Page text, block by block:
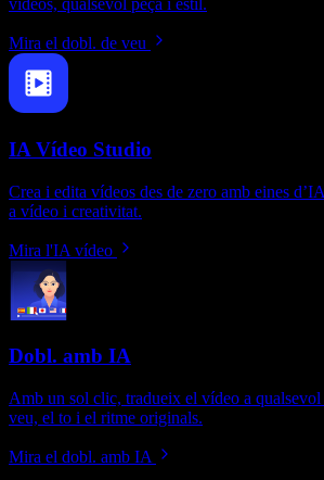
vídeos, qualsevol peça i estil.
Mira el dobl. de veu
IA Vídeo Studio
Crea i edita vídeos des de zero amb eines
a vídeo i creativitat.
Mira l'IA vídeo
Dobl. amb IA
Amb un sol clic, tradueix el vídeo a
veu, el to i el ritme originals.
Mira el dobl. amb IA